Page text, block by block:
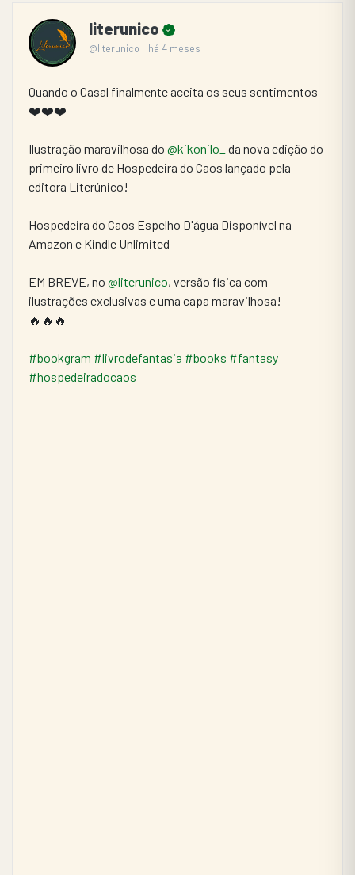
literunico
@literunico há 4 meses
Quando o Casal finalmente aceita os seus sentimentos
❤️❤️❤️
Ilustração maravilhosa do @kikonilo_
da nova edição do
primeiro livro de Hospedeira do Caos lançado pela
editora Literúnico!
Hospedeira do Caos Espelho D'água Disponível na
Amazon e Kindle Unlimited
EM BREVE, no @literunico, versão física com
ilustrações exclusivas e uma capa maravilhosa!
🔥🔥🔥
#bookgram #livrodefantasia #books #fantasy
#hospedeiradocaos